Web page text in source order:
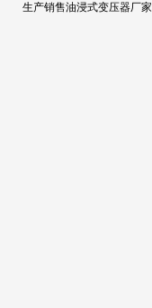
生产销售油浸式变压器厂家